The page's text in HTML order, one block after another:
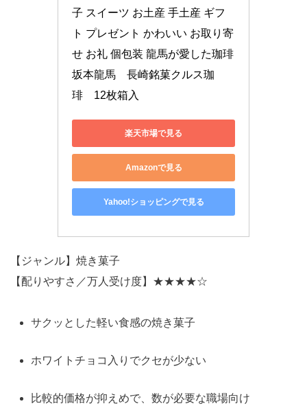
子 スイーツ お土産 手土産 ギフ
ト プレゼント かわいい お取り寄
せ お礼 個包装 龍馬が愛した珈琲
坂本龍馬　長崎銘菓クルス珈
琲　12枚箱入
楽天市場で見る
Amazonで見る
Yahoo!ショッピングで見る
【ジャンル】焼き菓子
【配りやすさ／万人受け度】★★★★☆
サクッとした軽い食感の焼き菓子
ホワイトチョコ入りでクセが少ない
比較的価格が抑えめで、数が必要な職場向け